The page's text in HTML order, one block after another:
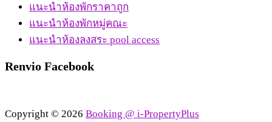
แนะนำห้องพักราคาถูก
แนะนำห้องพักหมู่คณะ
แนะนำห้องลงสระ pool access
Renvio Facebook
Copyright © 2026 Booking @ i-PropertyPlus